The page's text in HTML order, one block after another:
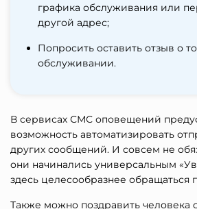
графика обслуживания или
другой адрес;
Попросить оставить отзыв о
обслуживании.
В сервисах СМС оповещений
возможность автоматизировать
других сообщений. И совсем не
они начинались универсальным
здесь целесообразнее обращаться
Также можно поздравить человека